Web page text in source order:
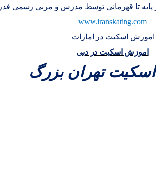
تا قهرمانی توسط مدرس و مربی رسمی
www.iranskating.com
اموزش اسکیت در امارات
اموزش اسکیت در دبی
تهران بزرگ